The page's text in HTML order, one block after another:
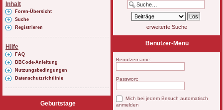
Inhalt
Foren-Übersicht
Suche
Registrieren
Hilfe
FAQ
BBCode-Anleitung
Nutzungsbedingungen
Datenschutzrichtlinie
Geburtstage
erweiterte Suche
Benutzer-Menü
Benutzername:
Passwort:
Mich bei jedem Besuch automatisch
anmelden